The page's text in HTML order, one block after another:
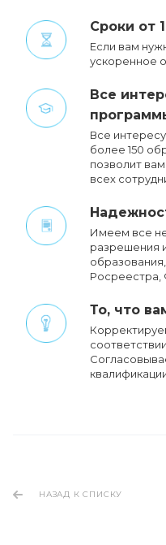
Сроки от
Если вам
ускоренное
Все
Все
более 150
позволит
всех
Имеем все
разрешения
Росреестра,
То, что
НАЗАД К СПИСКУ